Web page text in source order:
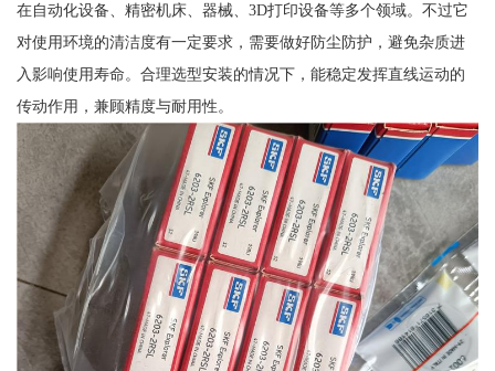
在自动化设备、精密机床、器械、3D打印设备等多个领域。不过它
对使用环境的清洁度有一定要求，需要做好防尘防护，避免杂质进
入影响使用寿命。合理选型安装的情况下，能稳定发挥直线运动的
传动作用，兼顾精度与耐用性。